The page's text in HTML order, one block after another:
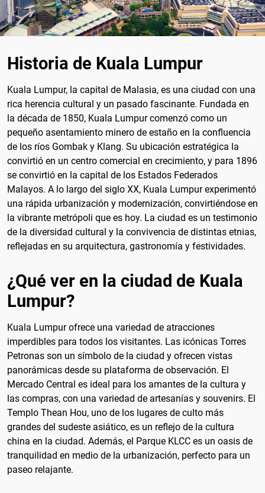
Historia de Kuala Lumpur
Kuala Lumpur, la capital de Malasia, es una ciudad con una
rica herencia cultural y un pasado fascinante. Fundada en
la década de 1850, Kuala Lumpur comenzó como un
pequeño asentamiento minero de estaño en la confluencia
de los ríos Gombak y Klang. Su ubicación estratégica la
convirtió en un centro comercial en crecimiento, y para 1896
se convirtió en la capital de los Estados Federados
Malayos. A lo largo del siglo XX, Kuala Lumpur experimentó
una rápida urbanización y modernización, convirtiéndose en
la vibrante metrópoli que es hoy. La ciudad es un testimonio
de la diversidad cultural y la convivencia de distintas etnias,
reflejadas en su arquitectura, gastronomía y festividades.
¿Qué ver en la ciudad de Kuala
Lumpur?
Kuala Lumpur ofrece una variedad de atracciones
imperdibles para todos los visitantes. Las icónicas Torres
Petronas son un símbolo de la ciudad y ofrecen vistas
panorámicas desde su plataforma de observación. El
Mercado Central es ideal para los amantes de la cultura y
las compras, con una variedad de artesanías y souvenirs. El
Templo Thean Hou, uno de los lugares de culto más
grandes del sudeste asiático, es un reflejo de la cultura
china en la ciudad. Además, el Parque KLCC es un oasis de
tranquilidad en medio de la urbanización, perfecto para un
paseo relajante.